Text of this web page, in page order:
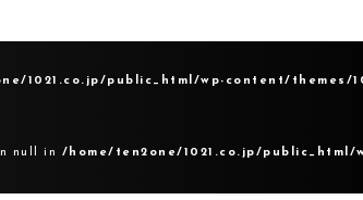
1021.co.jp/public_html/wp-content/themes/
null in /home/ten2one/1021.co.jp/public_html/